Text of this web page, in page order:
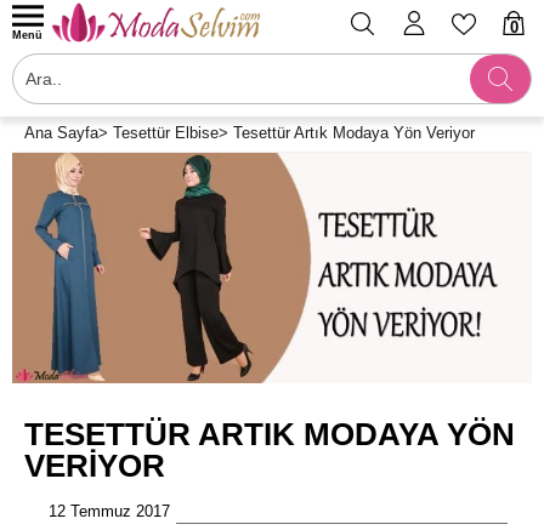
0
Menü
Ana Sayfa> Tesettür Elbise> Tesettür Artık Modaya Yön Veriyor
TESETTÜR ARTIK MODAYA YÖN
VERIYOR
12 Temmuz 2017